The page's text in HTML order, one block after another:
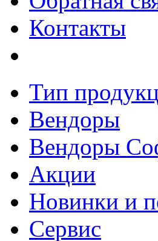
Контакты
Тип
Вендоры
Вендоры
Акции
Новинки и
Сервис